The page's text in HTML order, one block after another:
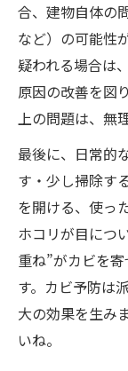
合、建物自体の
など）の可能性
疑われる場合は
原因の改善を図
上の問題は、無
最後に、日常的
す・少し掃除す
を開ける、使っ
ホコリが目につ
重ね”がカビを
す。カビ予防は
大の効果を生み
いね。